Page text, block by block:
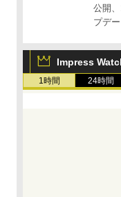
公開
プデー
Impress
1時間 24時間